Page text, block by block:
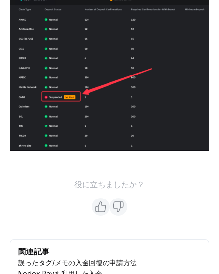
役に立ちましたか？
関連記事
誤ったタグ/メモの入金回復の申請方法